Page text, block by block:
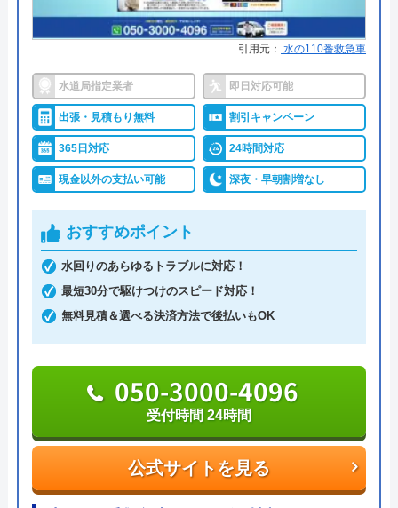
なおし屋ハイパーがおすすめの理由
なおし屋ハイパーは住宅に関するリフォームを幅広
く受け付けている業者です。水回り設備のリフォー
ムも依頼することができ、水回りトラブルの修理も
可能となっています。水道局指定工事店となってい
るので、技術力も安心です。
ットーに地域密着で営業している業者なので、迅速
な対応が期待できます。営業時間は8:00～18:00まで
公式サイトを見る
022-362-2008
受付時間 8:00～18:00
なおし屋ハイパーの基本情報
引用元： 水の110番救急車
水道局指定業者 即日対応可能
出張・見積もり無料 割引キャンペーン
365日対応 24時間対応
現金以外の支払い可能 深夜・早朝割増なし
おすすめポイント
水回りのあらゆるトラブルに対応！
最短30分で駆けつけのスピード対応！
無料見積＆選べる決済方法で後払いもOK
公式サイトを見る
050-3000-4096
受付時間 24時間